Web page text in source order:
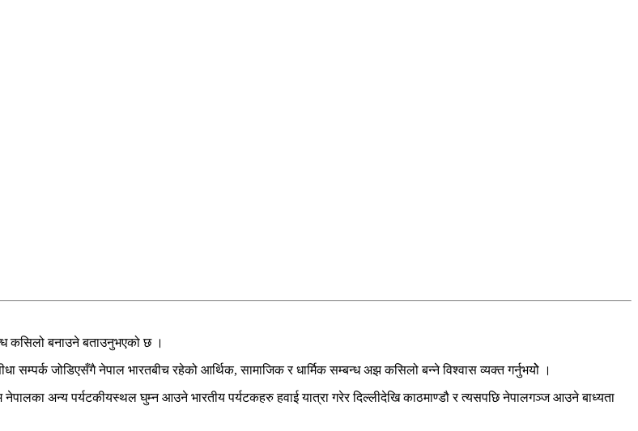
कसिलो बनाउने बताउनुभएको छ ।
सम्पर्क जोडिएसँगै नेपाल भारतबीच रहेको आर्थिक, सामाजिक र धार्मिक सम्बन्ध अझ कसिलो बन्ने विश्वास व्यक्त गर्नुभयोे ।
अन्य पर्यटकीयस्थल घुम्न आउने भारतीय पर्यटकहरु हवाई यात्रा गरेर दिल्लीदेखि काठमाण्डौ र त्यसपछि नेपालगञ्ज आउने बाध्यता